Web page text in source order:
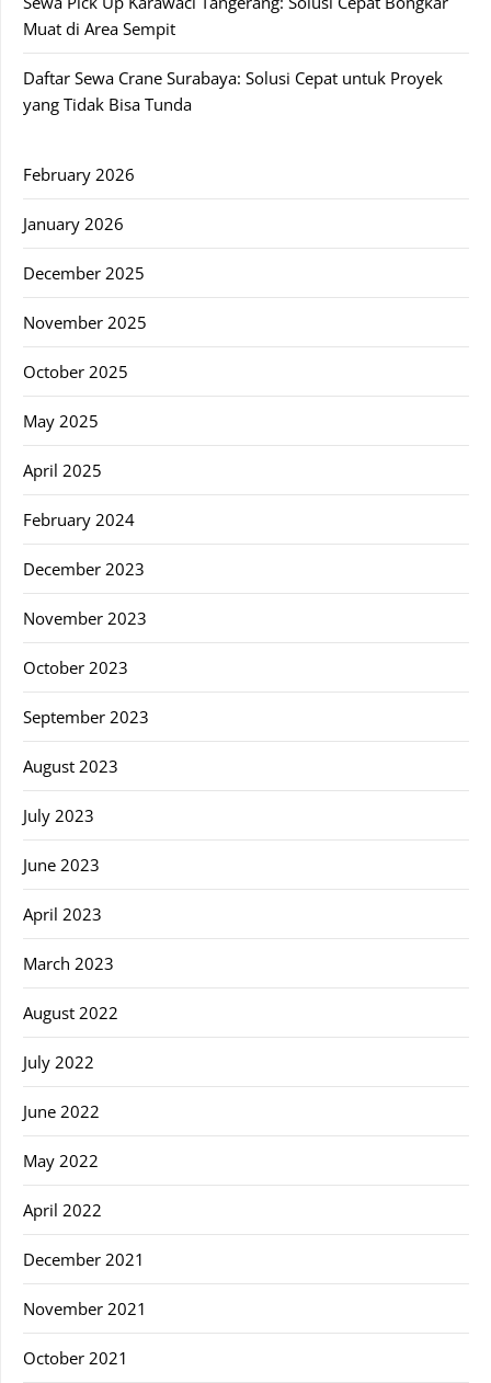
Muat di Area Sempit
Daftar Sewa Crane Surabaya: Solusi Cepat untuk Proyek
yang Tidak Bisa Tunda
February 2026
January 2026
December 2025
November 2025
October 2025
May 2025
April 2025
February 2024
December 2023
November 2023
October 2023
September 2023
August 2023
July 2023
June 2023
April 2023
March 2023
August 2022
July 2022
June 2022
May 2022
April 2022
December 2021
November 2021
October 2021